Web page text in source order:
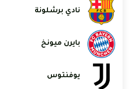
نادي برشلونة
بايرن ميونخ
يوفنتوس